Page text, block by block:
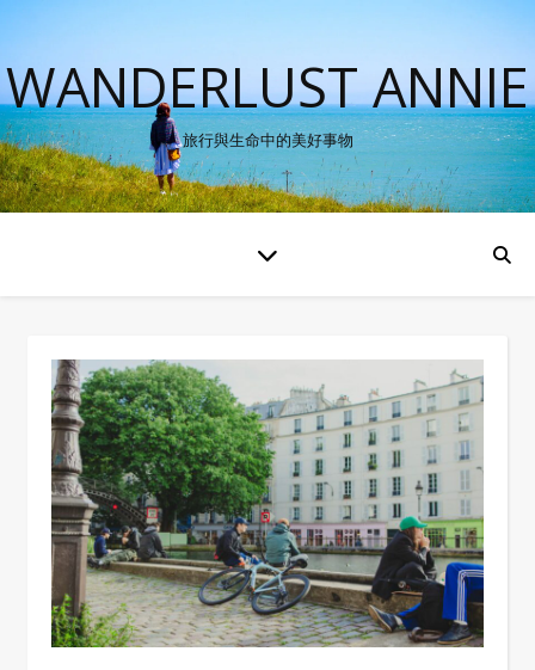
WANDERLUST ANNIE
旅行與生命中的美好事物